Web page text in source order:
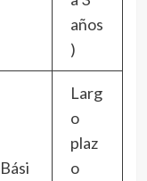
años
)
Bási
Larg
o
plaz
o